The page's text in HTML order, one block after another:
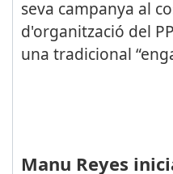
Manu Reyes